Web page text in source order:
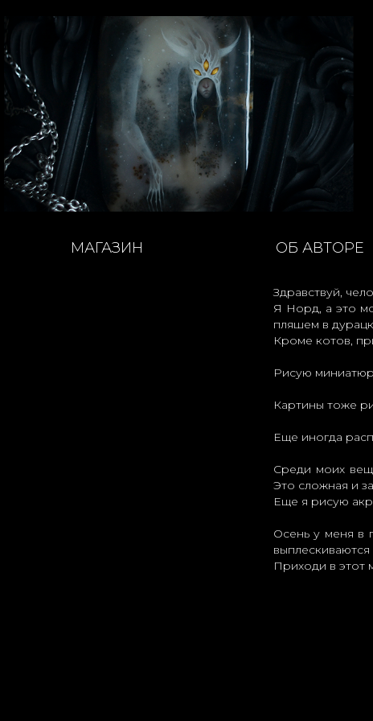
МАГАЗИН ОБ АВТОРЕ
Здравствуй,
Я Норд, а это
пляшем в
Кроме котов,
Рисую
Картины тоже
Еще иногда
Среди моих
Это сложная и
Еще я рисую
Осень у меня в
Приходи в этот